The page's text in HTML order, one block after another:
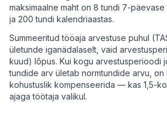
maksimaalne maht on 8 tundi 7-
ja 200 tundi kalendriaastas.
Summeeritud tööaja arvestuse puhul
ületunde iganädalaselt, vaid
kuud) lõpus. Kui kogu arvestusperioodi
tundide arv ületab normtundide arvu, on
kohustuslik kompenseerida — kas 1,5-
ajaga töötaja valikul.